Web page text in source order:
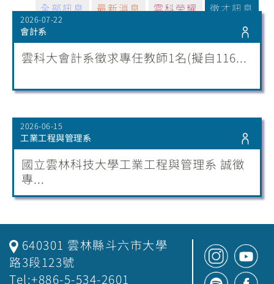
全部訊息 最新消息 雲科榮耀 徵才訊息
2026-07-22
會計系
雲科大會計系徵求專任教師1名(擬自116...
2026-06-15
工業工程與管理系
國立雲林科技大學工業工程與管理系 誠徵
專...
640301 雲林縣斗六市大學
路3段123號
Tel:+886-5-534-2601